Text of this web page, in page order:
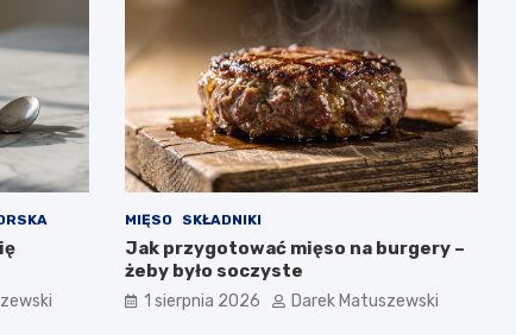
MIĘSO SKŁADNIKI
Jak przygotować mięso na burgery –
żeby było soczyste
1 sierpnia 2026 Darek Matuszewski